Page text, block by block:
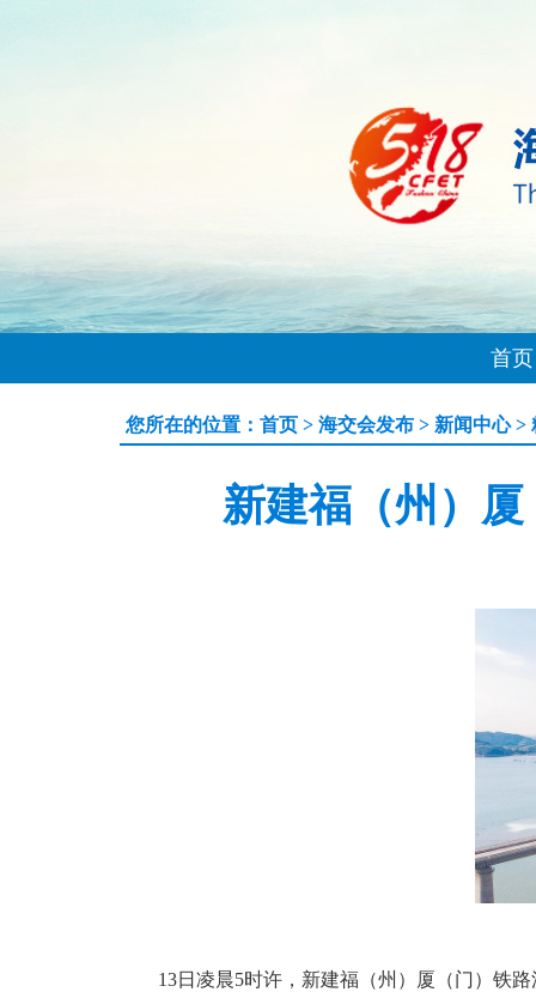
首页
您所在的位置： 首页 > 海交会发布 > 新闻中心>
新建福（州）
13日凌晨5时许，新建福（州）厦（门）铁